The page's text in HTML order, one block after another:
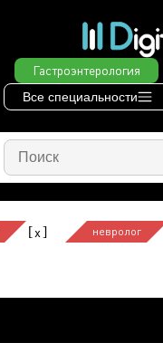
Гастроэнтерология
Все специальности
[x] невролог